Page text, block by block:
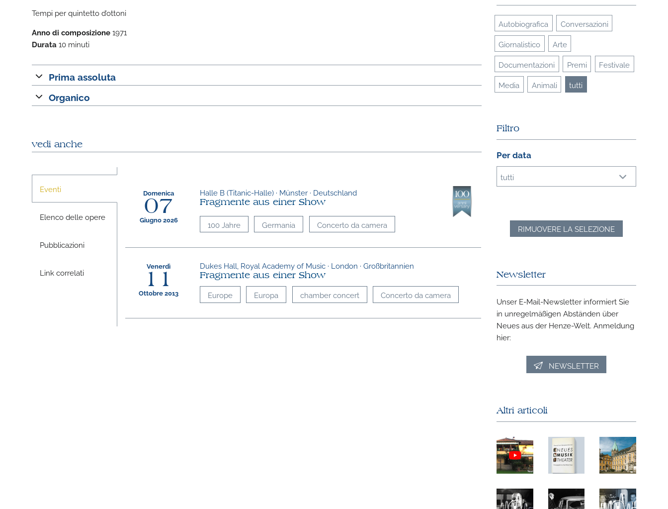
Tempi per quintetto d’ottoni
Anno di composizione1971
Durata 10 minuti
Prima assoluta
Organico
vedi anche
Eventi
Elenco delle opere
Pubblicazioni
Link correlati
Domenica
07
Giugno 2026
Halle B (Titanic-Halle) · Münster · Deutschland
Fragmente aus einer Show
100 Jahre Germania Concerto da camera
Venerdì
11
Ottobre 2013
Dukes Hall, Royal Academy of Music · London · Großbritannien
Fragmente aus einer Show
Europe Europa chamber concert Concerto da camera
Autobiografica Conversazioni
Giornalistico Arte
Documentazioni Premi Festivale
Media Animali tutti
Filtro
Per data
tutti
RIMUOVERE LA SELEZIONE
Newsletter
Unser E-Mail-Newsletter informiert Sie
in unregelmäßigen Abständen über
Neues aus der Henze-Welt. Anmeldung
hier:
NEWSLETTER
Altri articoli